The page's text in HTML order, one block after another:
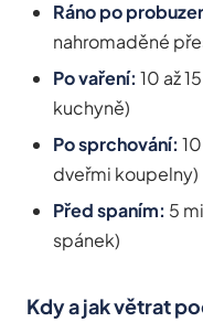
Ráno po
nahromaděné
Po vaření: 10 až
kuchyně)
Po sprchování:
dveřmi koupelny)
Před spaním: 5
spánek)
Kdy a jak větrat